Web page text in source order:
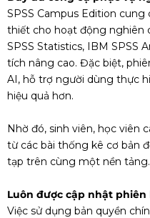
SPSS Campus Edition
thiết cho hoạt động nghiên
SPSS Statistics, IBM SPSS
tích nâng cao. Đặc biệt,
AI, hỗ trợ người dùng thực
hiệu quả hơn.
Nhờ đó, sinh viên, học viên
từ các bài thống kê cơ bản
tạp trên cùng một nền tảng.
Luôn được cập nhật phiên
Việc sử dụng bản quyền